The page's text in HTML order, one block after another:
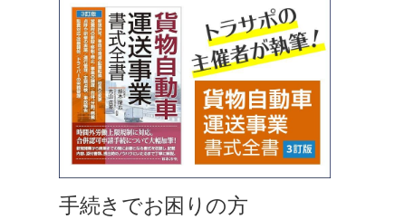
手続きでお困りの方